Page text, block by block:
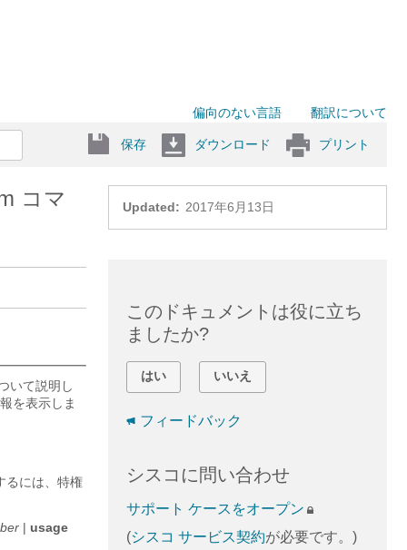
偏向のない言語 翻訳について
保存 ダウンロード プリント
Updated: 2017年6月13日
コマ
いて説明し
を表示しま
るには、特権
| usage
このドキュメントは役に立ち
ましたか?
はい いいえ
フィードバック
シスコに問い合わせ
サポート ケースをオープン
(シスコ サービス契約が必要です。)